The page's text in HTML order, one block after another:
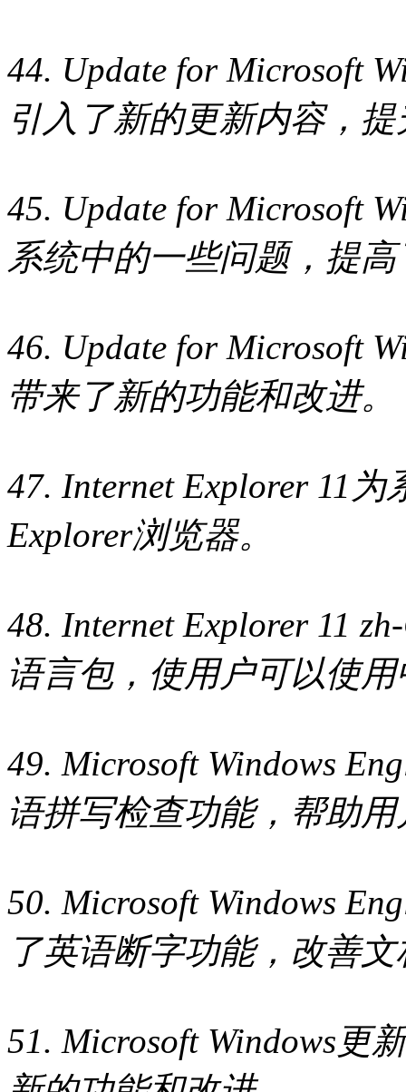
44. Update for Microsoft
引入了新的更新内容，
45. Update for Microsoft
系统中的一些问题，提
46. Update for Microsoft
带来了新的功能和改进。
47. Internet Explorer 11
Explorer浏览器。
48. Internet Explorer 11
语言包，使用户可以使
49. Microsoft Windows
语拼写检查功能，帮助
50. Microsoft Windows
了英语断字功能，改善
51. Microsoft Windows更